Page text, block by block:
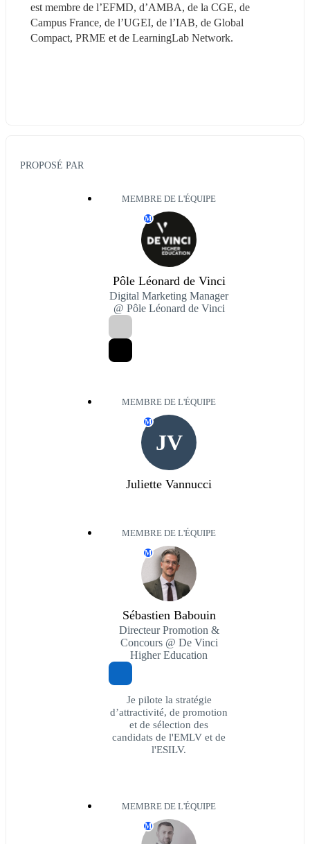
est membre de l’EFMD, d’AMBA, de la CGE, de
Campus France, de l’UGEI, de l’IAB, de Global
Compact, PRME et de LearningLab Network.
PROPOSÉ PAR
MEMBRE DE L'ÉQUIPE
M
Pôle Léonard de Vinci
Digital Marketing Manager
@ Pôle Léonard de Vinci
MEMBRE DE L'ÉQUIPE
JV
M
Juliette Vannucci
MEMBRE DE L'ÉQUIPE
M
Sébastien Babouin
Directeur Promotion &
Concours @ De Vinci
Higher Education
Je pilote la stratégie
d’attractivité, de promotion
et de sélection des
candidats de l'EMLV et de
l'ESILV.
MEMBRE DE L'ÉQUIPE
M